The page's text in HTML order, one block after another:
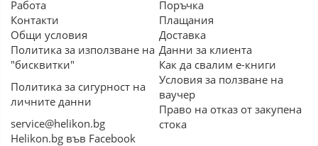
Работа
Контакти
Общи условия
Политика за използване на
"бисквитки"
Политика за сигурност на
личните данни
service@helikon.bg
Helikon.bg във Facebook
Поръчка
Плащания
Доставка
Данни за клиента
Как да свалим е-книги
Условия за ползване на
ваучер
Право на отказ от закупена
стока